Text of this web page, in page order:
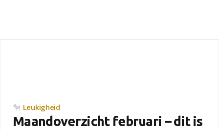
Leukigheid
Maandoverzicht februari – dit is